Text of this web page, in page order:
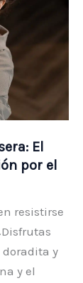
El
por el
resistirse
doradita y
y el